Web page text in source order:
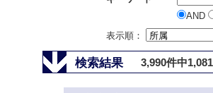
AND
表示順：
検索結果 3,990件中